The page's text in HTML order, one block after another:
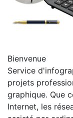
Bienvenue
Service
projets
graphique. Que
Internet, les